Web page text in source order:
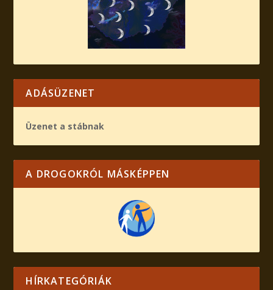
ADÁSÜZENET
Üzenet a stábnak
A DROGOKRÓL MÁSKÉPPEN
HÍRKATEGÓRIÁK